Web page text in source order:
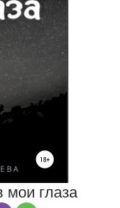
мои глаза